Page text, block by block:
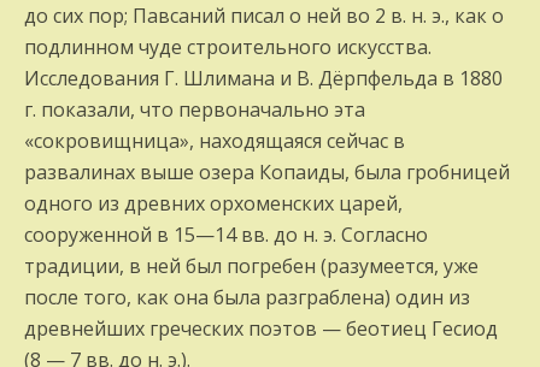
до сих пор; Павсаний писал о ней во 2 в. н. э., как о
подлинном чуде строительного искусства.
Исследования Г. Шлимана и В. Дёрпфельда в 1880
г. показали, что первоначально эта
«сокровищница», находящаяся сейчас в
развалинах выше озера Копаиды, была гробницей
одного из древних орхоменских царей,
сооруженной в 15—14 вв. до н. э. Согласно
традиции, в ней был погребен (разумеется, уже
после того, как она была разграблена) один из
древнейших греческих поэтов — беотиец Гесиод
(8 — 7 вв. до н. э.).